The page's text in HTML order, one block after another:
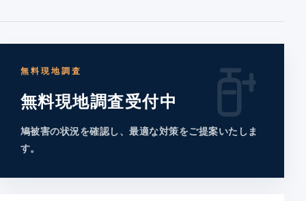
無料現地調査
無料現地調査受付中
鳩被害の状況を確認し、最適な対策をご提案いたしま
す。